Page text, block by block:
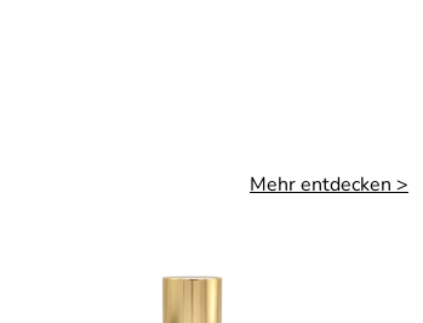
Mehr entdecken >